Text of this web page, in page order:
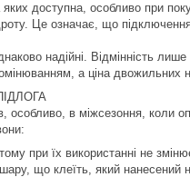
яких доступна, особливо при
Це означає, що
надійні. Відмінність
а ціна двожильних
особливо, в міжсезоння,
при їх використанні не
що клеїть, який нанесений